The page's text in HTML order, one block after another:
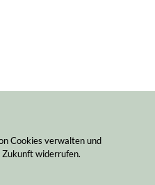
Cookies verwalten und
Zukunft widerrufen.